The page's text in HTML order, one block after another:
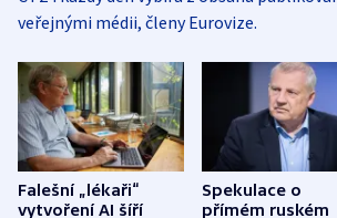
veřejnými médii, členy Eurovize.
Falešní „lékaři“
vytvoření AI šíří
Spekulace o
přímém ruském